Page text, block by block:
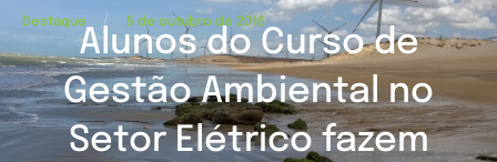
Destaque / 5 de outubro de 2016
Alunos do Curso de
Gestão Ambiental no
Setor Elétrico fazem